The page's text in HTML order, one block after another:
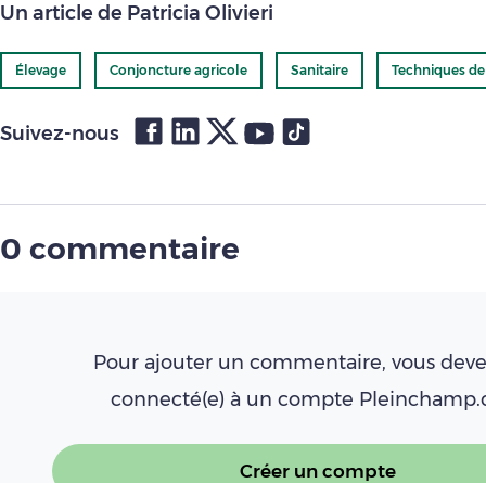
Un article de Patricia Olivieri
Élevage Conjoncture agricole Sanitaire Techniques
Suivez-nous
0 commentaire
Pour ajouter un commentaire, vous
connecté(e) à un compte
Créer un compte